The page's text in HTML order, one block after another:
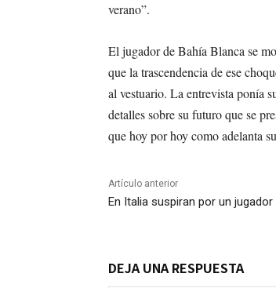
verano”.
El jugador de Bahía Blanca se
que la trascendencia de ese
al vestuario. La entrevista ponía
detalles sobre su futuro que se
que hoy por hoy como adelanta
Artículo anterior
En Italia suspiran por un jugador
DEJA UNA RESPUESTA